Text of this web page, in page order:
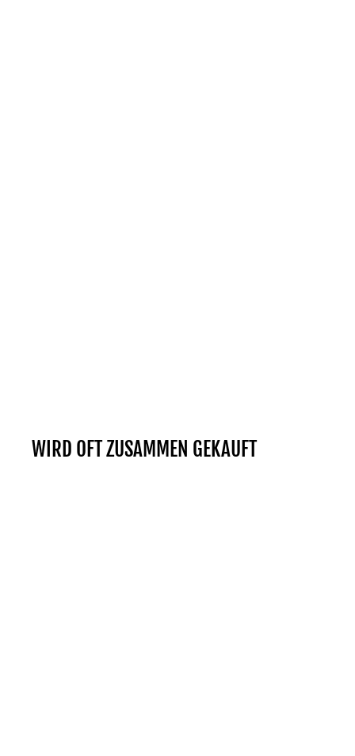
WIRD OFT ZUSAMMEN GEKAUFT